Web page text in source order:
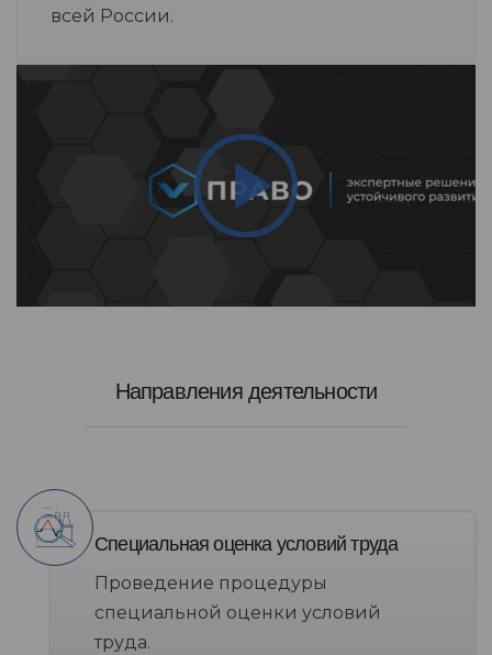
всей России.
Направления деятельности
Специальная оценка условий труда
Проведение процедуры
специальной оценки условий
труда.